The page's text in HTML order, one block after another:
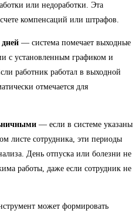
или недоработки. Эта
компенсаций или штрафов.
— система помечает выходные
с установленным графиком и
работник работал в выходной
отмечается для
— если в системе указаны
листе сотрудника, эти периоды
День отпуска или болезни не
работы, даже если сотрудник не
может формировать